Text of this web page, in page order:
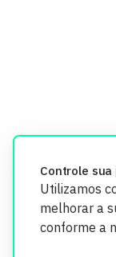
Controle
Utilizamos
melhorar a
conforme a